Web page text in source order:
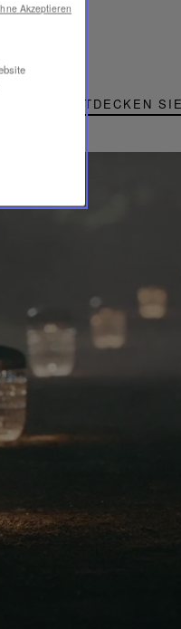
ENTDECKEN
Akzeptieren